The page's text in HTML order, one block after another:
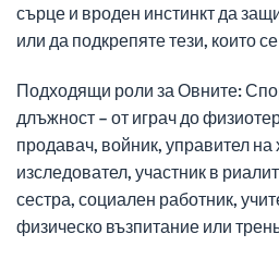
сърце и вроден инстинкт да
или да подкрепяте тези, които
Подходящи роли за Овните:
длъжност – от играч до
продавач, войник, управител на
изследовател, участник в
сестра, социален работник,
физическо възпитание или